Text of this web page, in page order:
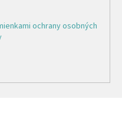
ochrany osobných